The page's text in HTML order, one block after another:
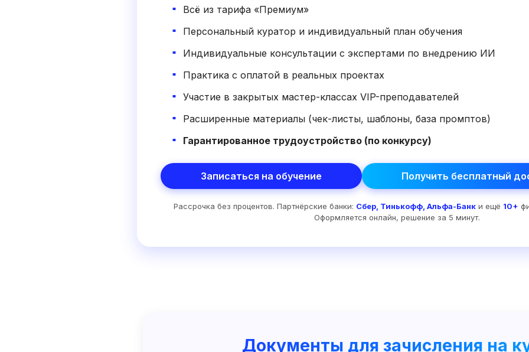
Всё из тарифа «Премиум»
Персональный куратор и индивидуальный план обучения
Индивидуальные консультации с экспертами по внедрению ИИ
Практика с оплатой в реальных проектах
Участие в закрытых мастер-классах VIP-преподавателей
Расширенные материалы (чек-листы, шаблоны, база промптов)
Гарантированное трудоустройство (по конкурсу)
Записаться на обучение Получить бесплатный
Рассрочка без процентов. Партнёрские банки: Сбер, Тинькофф, Альфа-Банки ещё 10+
Оформляется онлайн, решение за 5 минут.
Документы для зачисления на